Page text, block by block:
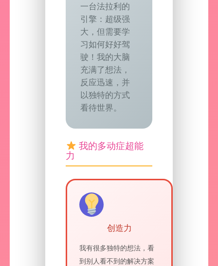
一台法拉利的
引擎：超级强
大，但需要学
习如何好好驾
驶！我的大脑
充满了想法，
反应迅速，并
以独特的方式
看待世界。
我的多动症超能
力
创造力
我有很多独特的想法，看
到别人看不到的解决方案